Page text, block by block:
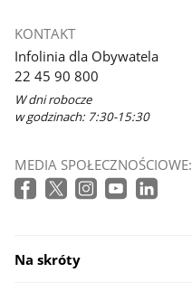
się
w
nowym
oknie
KONTAKT
Infolinia dla Obywatela
22 45 90 800
W dni robocze
w godzinach: 7:30-15:30
MEDIA SPOŁECZNOŚCIOWE:
Na skróty